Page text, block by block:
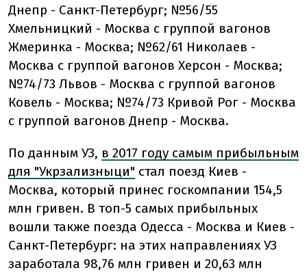
Днепр - Санкт-Петербург; №56/55
Хмельницкий - Москва с группой вагонов
Жмеринка - Москва; №62/61 Николаев -
Москва с группой вагонов Херсон - Москва;
№74/73 Львов - Москва с группой вагонов
Ковель - Москва; №74/73 Кривой Рог - Москва
с группой вагонов Днепр - Москва.
По данным УЗ, в 2017 году самым прибыльным
для "Укрзализныци" стал поезд Киев -
Москва, который принес госкомпании 154,5
млн гривен. В топ-5 самых прибыльных
вошли также поезда Одесса - Москва и Киев -
Санкт-Петербург: на этих направлениях УЗ
заработала 98,76 млн гривен и 20,63 млн